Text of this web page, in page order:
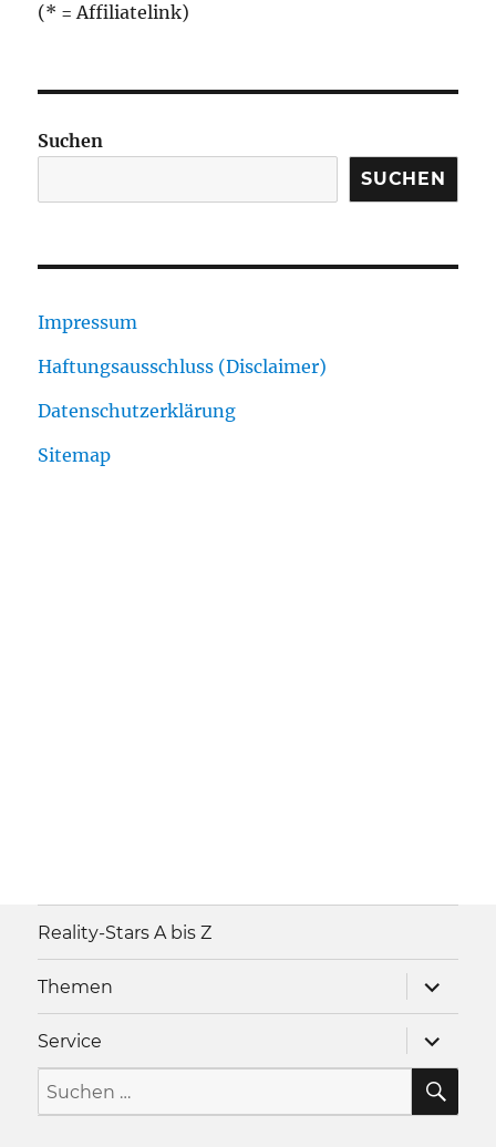
(* = Affiliatelink)
Suchen
SUCHEN
Impressum
Haftungsausschluss (Disclaimer)
Datenschutzerklärung
Sitemap
Reality-Stars A bis Z
Themen
anzeigen
Service
anzeigen
Suche
nach: